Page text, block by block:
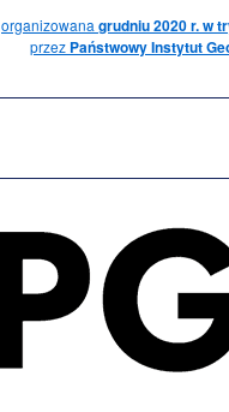
organizowanagrudniu 2020 r. w
przez Państwowy Instytut